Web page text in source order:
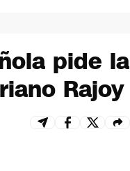
pide la
Rajoy